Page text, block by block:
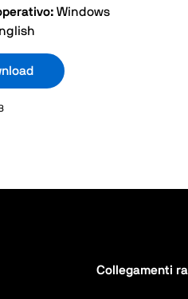
Windows
Collegamenti